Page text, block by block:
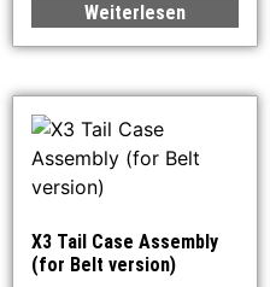
Weiterlesen
X3 Tail Case Assembly
(for Belt version)